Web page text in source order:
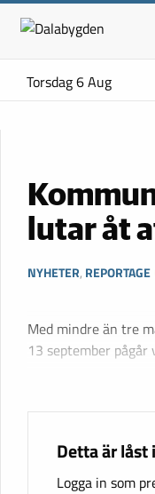
Torsdag 6 Aug
lutar åt
NYHETER, REPORTAGE
Med mindre än tre
13 september
Detta är låst
Logga in som